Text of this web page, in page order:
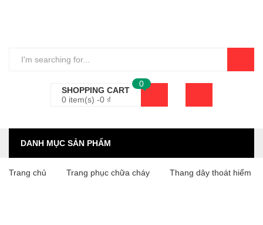
SHOPPING CART
0 item(s) -0 ₫
0
DANH MỤC SẢN PHẨM
Trang chủ Trang phục chữa cháy Thang dây thoát hiểm